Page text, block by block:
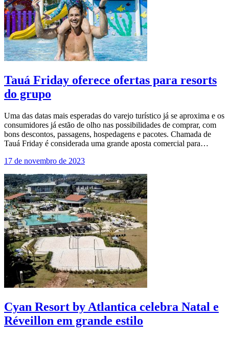
Tauá Friday oferece ofertas para resorts
do grupo
Uma das datas mais esperadas do varejo turístico já se aproxima e os
consumidores já estão de olho nas possibilidades de comprar, com
bons descontos, passagens, hospedagens e pacotes. Chamada de
Tauá Friday é considerada uma grande aposta comercial para…
17 de novembro de 2023
Cyan Resort by Atlantica celebra Natal e
Réveillon em grande estilo